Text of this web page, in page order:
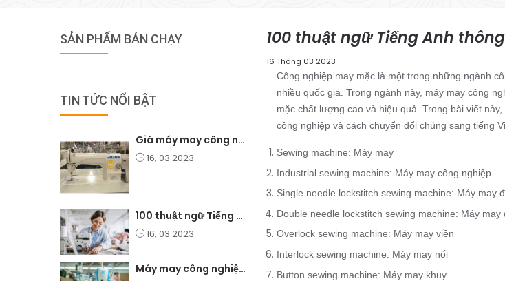
SẢN PHẨM BÁN CHẠY
TIN TỨC NỔI BẬT
Giá máy may công nghiệp Juki
16, 03 2023
100 thuật ngữ Tiếng Anh thông dụng cho ngành may mặc
16, 03 2023
Máy may công nghiệp có phù hợp với bạn không?
100 thuật ngữ Tiếng Anh
16 Tháng 03 2023
Công nghiệp may mặc là một trong những ngành
nhiều quốc gia. Trong ngành này, máy may công
mặc chất lượng cao và hiệu quả. Trong bài viết
công nghiệp và cách chuyển đổi chúng sang tiếng
Sewing machine: Máy may
Industrial sewing machine: Máy may công nghiệp
Single needle lockstitch sewing machine: Máy may
Double needle lockstitch sewing machine: Máy may
Overlock sewing machine: Máy may viền
Interlock sewing machine: Máy may nối
Button sewing machine: Máy may khuy